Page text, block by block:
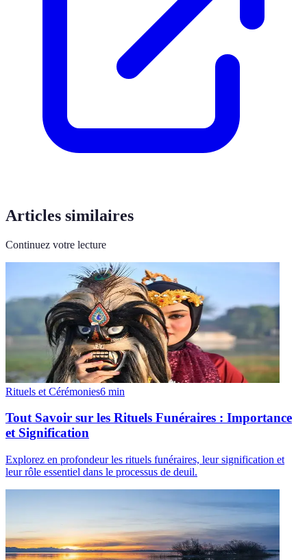
Articles similaires
Continuez votre lecture
Rituels et Cérémonies6 min
Tout Savoir sur les Rituels Funéraires : Importance
et Signification
Explorez en profondeur les rituels funéraires, leur signification et
leur rôle essentiel dans le processus de deuil.